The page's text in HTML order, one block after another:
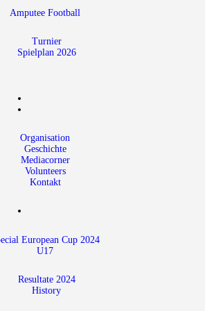
Amputee Football
Turnier
Spielplan 2026
Organisation
Geschichte
Mediacorner
Volunteers
Kontakt
European Cup 2024
U17
Resultate 2024
History